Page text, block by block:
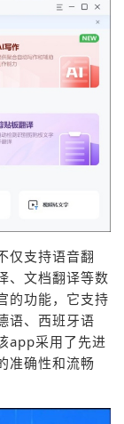
仅支持语音翻
、文档翻译等数
的功能，它支持
语、西班牙语
app采用了先进
准确性和流畅